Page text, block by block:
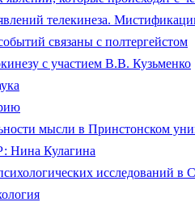
телекинеза.
связаны с полтергейстом
с участием В.В. Кузьменко
мысли в Принстонском
Нина Кулагина
исследований